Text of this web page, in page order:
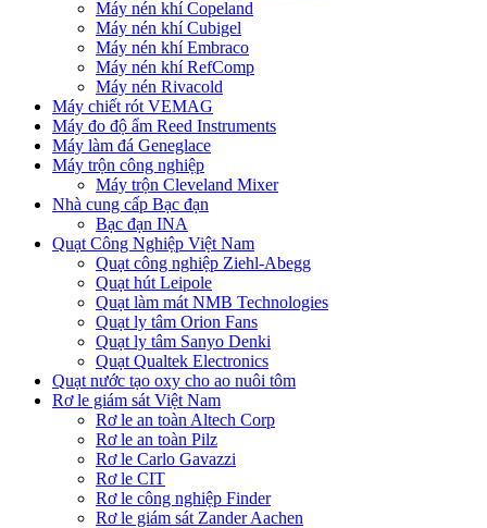
Máy nén khí Copeland
Máy nén khí Cubigel
Máy nén khí Embraco
Máy nén khí RefComp
Máy nén Rivacold
Máy chiết rót VEMAG
Máy đo độ ẩm Reed Instruments
Máy làm đá Geneglace
Máy trộn công nghiệp
Máy trộn Cleveland Mixer
Nhà cung cấp Bạc đạn
Bạc đạn INA
Quạt Công Nghiệp Việt Nam
Quạt công nghiệp Ziehl-Abegg
Quạt hút Leipole
Quạt làm mát NMB Technologies
Quạt ly tâm Orion Fans
Quạt ly tâm Sanyo Denki
Quạt Qualtek Electronics
Quạt nước tạo oxy cho ao nuôi tôm
Rơ le giám sát Việt Nam
Rơ le an toàn Altech Corp
Rơ le an toàn Pilz
Rơ le Carlo Gavazzi
Rơ le CIT
Rơ le công nghiệp Finder
Rơ le giám sát Zander Aachen